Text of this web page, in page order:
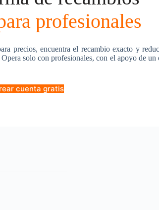
profesionales
precios, encuentra el recambio exacto y
solo con profesionales, con el apoyo de un
cuenta gratis